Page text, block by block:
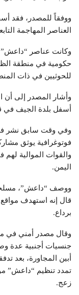
العناصر المهاجمة
وكانت عناصر
للحوثيين في ذات
وأشار المصدر إلى
أسفل بلدة الجيف في
وفي وقت سابق نشر
فوتوغرافية يوثق
والقوات الموالية
اليمن.
ووصف “داعش”،
قال إنه استهدف مواقع
برداع.
وقال مصدر أمني في
جنسيات أجنبية عدة
أبين المجاورة، بعد
تمدد تنظيم “داعش”
زعج.